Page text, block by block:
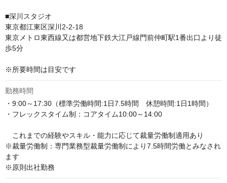
■深川スタジオ
東京都江東区深川2-2-18
東京メトロ東西線又は都営地下鉄大江戸線門前仲町駅1番出口より徒
歩5分
※所要時間は目安です
勤務時間
・9:00～17:30（標準労働時間:1日7.5時間　休憩時間:1日1時間）
・フレックスタイム制：コアタイム10:00～14:00
これまでの経験やスキル・能力に応じて裁量労働制適用あり
※裁量労働制：専門業務型裁量労働制により7.5時間労働とみなされ
ます
※原則出社勤務